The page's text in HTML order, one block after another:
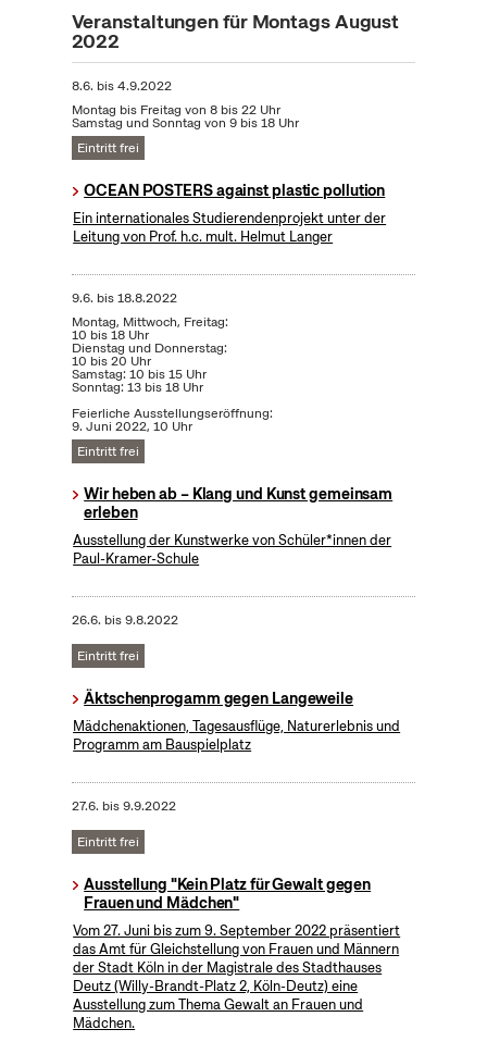
Veranstaltungen für Montags August
2022
8.6. bis4.9.2022
Montag bis Freitag von 8 bis 22 Uhr
Samstag und Sonntag von 9 bis 18 Uhr
Eintritt frei
OCEAN POSTERS against plastic pollution
Ein internationales Studierendenprojekt unter der
Leitung von Prof. h.c. mult. Helmut Langer
9.6. bis18.8.2022
Montag, Mittwoch, Freitag:
10 bis 18 Uhr
Dienstag und Donnerstag:
10 bis 20 Uhr
Samstag: 10 bis 15 Uhr
Sonntag: 13 bis 18 Uhr
Feierliche Ausstellungseröffnung:
9. Juni 2022, 10 Uhr
Eintritt frei
Wir heben ab – Klang und Kunst gemeinsam
erleben
Ausstellung der Kunstwerke von Schüler*innen der
Paul-Kramer-Schule
26.6. bis9.8.2022
Eintritt frei
Äktschenprogamm gegen Langeweile
Mädchenaktionen, Tagesausflüge, Naturerlebnis und
Programm am Bauspielplatz
27.6. bis9.9.2022
Eintritt frei
Ausstellung "Kein Platz für Gewalt gegen
Frauen und Mädchen"
Vom 27. Juni bis zum 9. September 2022 präsentiert
das Amt für Gleichstellung von Frauen und Männern
der Stadt Köln in der Magistrale des Stadthauses
Deutz (Willy-Brandt-Platz 2, Köln-Deutz) eine
Ausstellung zum Thema Gewalt an Frauen und
Mädchen.